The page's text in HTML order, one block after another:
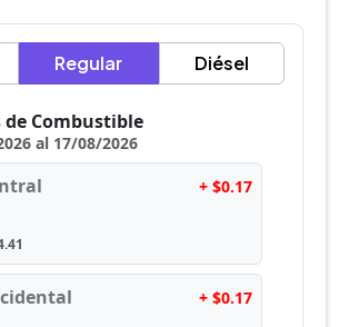
Regular Diésel